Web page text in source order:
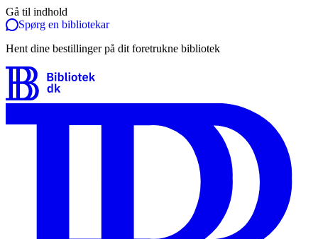
Gå til indhold
Spørg en bibliotekar
Hent dine bestillinger på dit foretrukne bibliotek